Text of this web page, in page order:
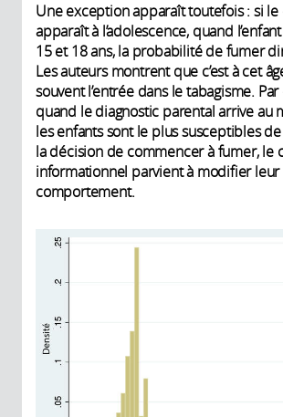
Une exception apparaît toutefois : si le
apparaît à l’adolescence, quand
15 et 18 ans, la probabilité de fumer
Les auteurs montrent que c’est à cet
souvent l’entrée dans le tabagisme.
quand le diagnostic parental arrive au
les enfants sont le plus susceptibles
la décision de commencer à fumer, le
informationnel parvient à modifier leur
comportement.